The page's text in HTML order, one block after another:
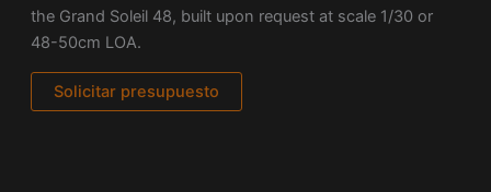
the Grand Soleil 48, built upon request at scale 1/30 or
48-50cm LOA.
Solicitar presupuesto